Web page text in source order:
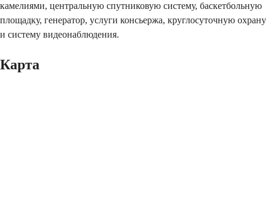
камелиями, центральную спутниковую систему, баскетбольную
площадку, генератор, услуги консьержа, круглосуточную охрану
и систему видеонаблюдения.
Карта